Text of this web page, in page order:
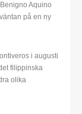
Aquino
på en ny
i augusti
filippinska
olika